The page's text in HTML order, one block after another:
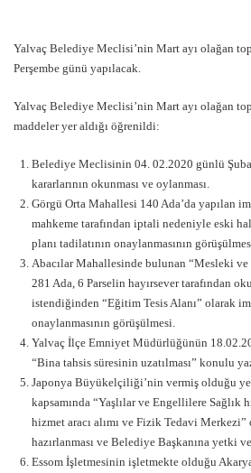
Yalvaç Belediye Meclisi’nin Mart ayı olağan
Perşembe günü yapılacak.
Yalvaç Belediye Meclisi’nin Mart ayı olağan
maddeler yer aldığı öğrenildi:
Belediye Meclisinin 04. 02.2020 günlü
kararlarının okunması ve oylanması.
Görgü Orta Mahallesi 140 Ada’da yapılan
mahkeme tarafından iptali nedeniyle eski
planı tadilatının onaylanmasının
Abacılar Mahallesinde bulunan “Mesleki
281 Ada, 6 Parselin hayırsever tarafından
istendiğinden “Eğitim Tesis Alanı” olarak
onaylanmasının görüşülmesi.
Yalvaç İlçe Emniyet Müdürlüğünün
“Bina tahsis süresinin uzatılması” konulu
Japonya Büyükelçiliği’nin vermiş olduğu
kapsamında “Yaşlılar ve Engellilere
hizmet aracı alımı ve Fizik Tedavi
hazırlanması ve Belediye Başkanına yetki
Essom İşletmesinin işletmekte olduğu